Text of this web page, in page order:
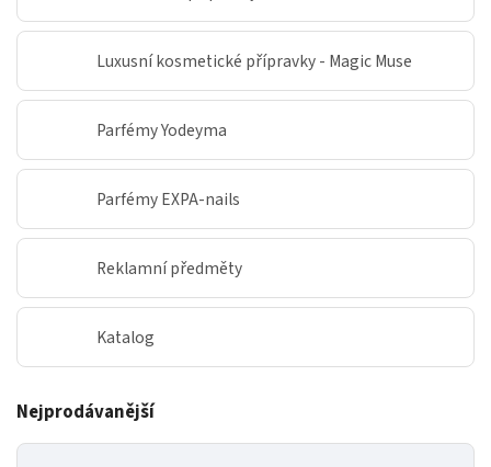
Luxusní kosmetické přípravky - Magic Muse
Parfémy Yodeyma
Parfémy EXPA-nails
Reklamní předměty
Katalog
Nejprodávanější